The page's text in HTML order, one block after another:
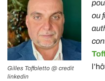
Gilles Toffoletto @ credit
linkedin
ou